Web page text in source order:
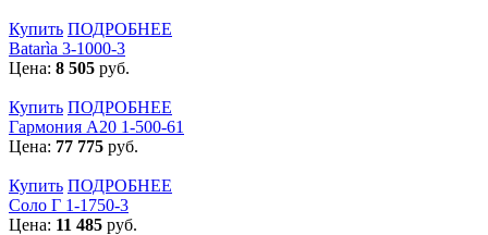
Купить ПОДРОБНЕЕ
Batarìa 3-1000-3
Цена: 8 505 руб.
Купить ПОДРОБНЕЕ
Гармония А20 1-500-61
Цена: 77 775 руб.
Купить ПОДРОБНЕЕ
Соло Г 1-1750-3
Цена: 11 485 руб.